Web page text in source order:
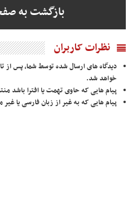
بازگشت به
نظرات کاربران
دیدگاه های ارسال شده توسط شما، پس از
خواهد شد.
پیام هایی که حاوی تهمت یا افترا باشد
پیام هایی که به غیر از زبان فارسی یا